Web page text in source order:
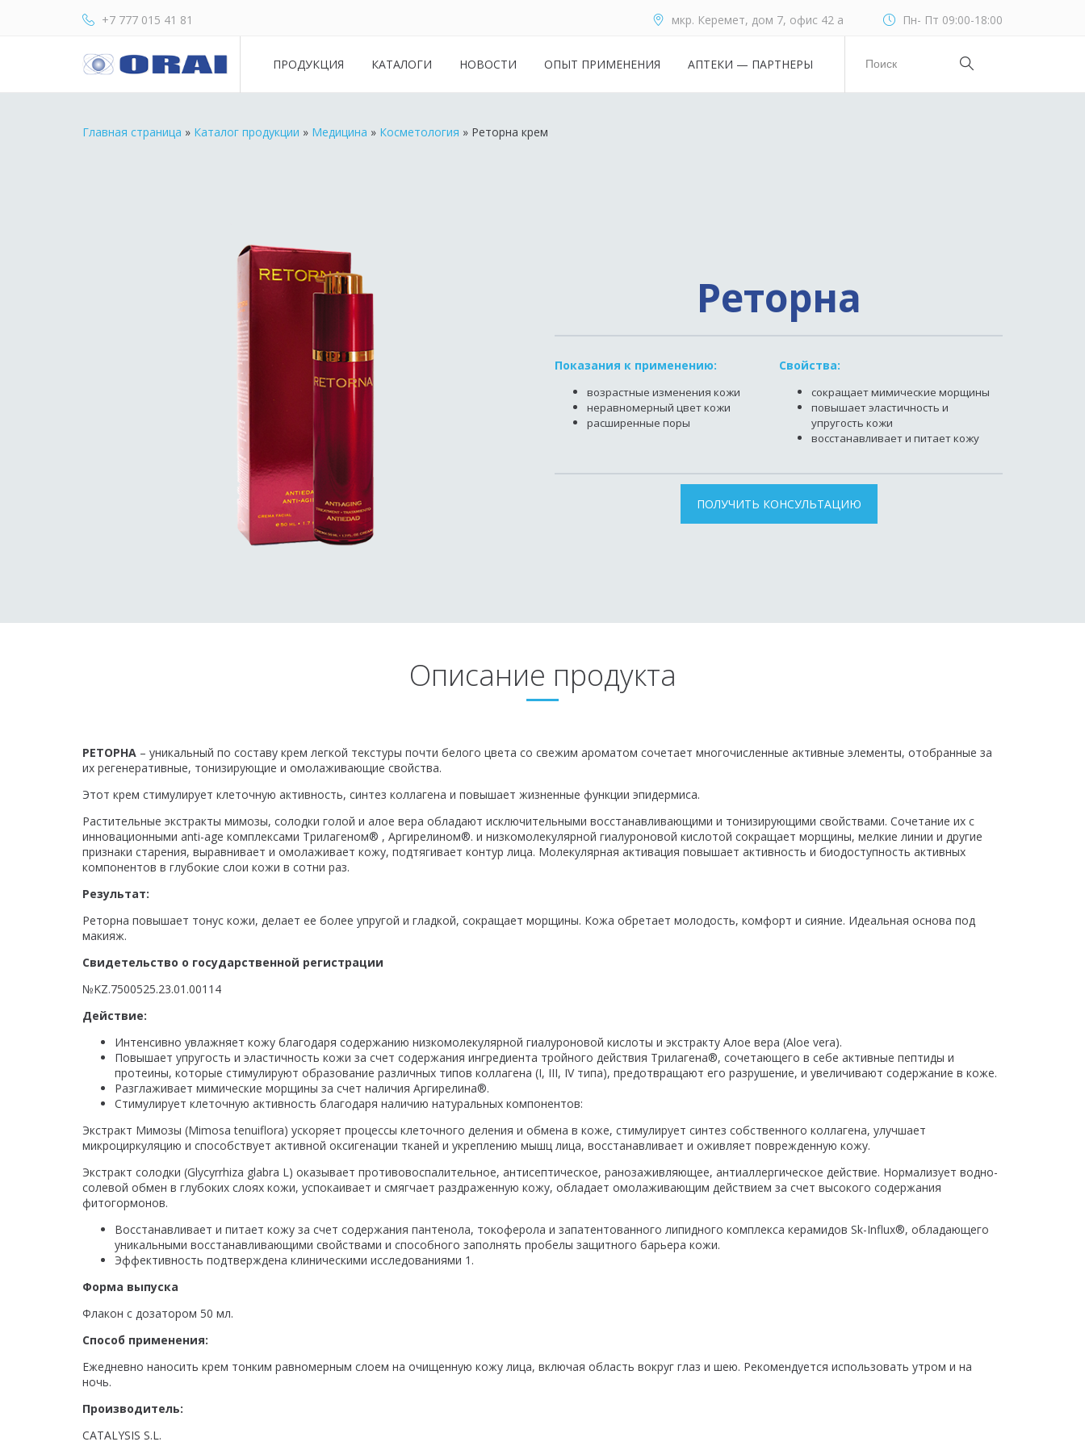
+7 777 015 41 81 мкр. Керемет, дом 7, офис 42 а Пн- Пт 09:00-18:00
ПРОДУКЦИЯ КАТАЛОГИ НОВОСТИ ОПЫТ ПРИМЕНЕНИЯ АПТЕКИ — ПАРТНЕРЫ
Главная страница » Каталог продукции » Медицина » Косметология » Реторна крем
Реторна
Показания к применению:
возрастные изменения кожи
неравномерный цвет кожи
расширенные поры
Свойства:
сокращает мимические морщины
повышает эластичность и
упругость кожи
восстанавливает и питает кожу
ПОЛУЧИТЬ КОНСУЛЬТАЦИЮ
Описание продукта
РЕТОРНА – уникальный по составу крем легкой текстуры почти белого цвета со свежим ароматом сочетает многочисленные активные элементы, отобранные за
их регенеративные, тонизирующие и омолаживающие свойства.
Этот крем стимулирует клеточную активность, синтез коллагена и повышает жизненные функции эпидермиса.
Растительные экстракты мимозы, солодки голой и алое вера обладают исключительными восстанавливающими и тонизирующими свойствами. Сочетание их с
инновационными anti-age комплексами Трилагеном® , Аргирелином®. и низкомолекулярной гиалуроновой кислотой сокращает морщины, мелкие линии и другие
признаки старения, выравнивает и омолаживает кожу, подтягивает контур лица. Молекулярная активация повышает активность и биодоступность активных
компонентов в глубокие слои кожи в сотни раз.
Результат:
Реторна повышает тонус кожи, делает ее более упругой и гладкой, сокращает морщины. Кожа обретает молодость, комфорт и сияние. Идеальная основа под
макияж.
Свидетельство о государственной регистрации
№KZ.7500525.23.01.00114
Действие:
Интенсивно увлажняет кожу благодаря содержанию низкомолекулярной гиалуроновой кислоты и экстракту Алое вера (Aloe vera).
Повышает упругость и эластичность кожи за счет содержания ингредиента тройного действия Трилагена®, сочетающего в себе активные пептиды и
протеины, которые стимулируют образование различных типов коллагена (I, III, IV типа), предотвращают его разрушение, и увеличивают содержание в коже.
Разглаживает мимические морщины за счет наличия Аргирелина®.
Стимулирует клеточную активность благодаря наличию натуральных компонентов:
Экстракт Мимозы (Mimosa tenuiflora) ускоряет процессы клеточного деления и обмена в коже, стимулирует синтез собственного коллагена, улучшает
микроциркуляцию и способствует активной оксигенации тканей и укреплению мышц лица, восстанавливает и оживляет поврежденную кожу.
Экстракт солодки (Glycyrrhiza glabra L) оказывает противовоспалительное, антисептическое, ранозаживляющее, антиаллергическое действие. Нормализует водно-
солевой обмен в глубоких слоях кожи, успокаивает и смягчает раздраженную кожу, обладает омолаживающим действием за счет высокого содержания
фитогормонов.
Восстанавливает и питает кожу за счет содержания пантенола, токоферола и запатентованного липидного комплекса керамидов Sk-Influx®, обладающего
уникальными восстанавливающими свойствами и способного заполнять пробелы защитного барьера кожи.
Эффективность подтверждена клиническими исследованиями 1.
Форма выпуска
Флакон с дозатором 50 мл.
Способ применения:
Ежедневно наносить крем тонким равномерным слоем на очищенную кожу лица, включая область вокруг глаз и шею. Рекомендуется использовать утром и на
ночь.
Производитель:
CATALYSIS S.L.